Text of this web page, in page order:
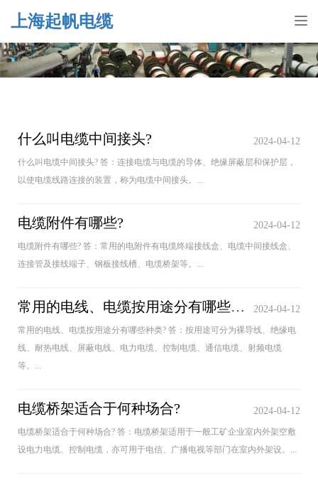
上海起帆电缆
2024-04-12
什么叫电缆中间接头?
什么叫电缆中间接头? 答：连接电缆与电缆的导体、绝缘屏蔽层和保护层，
以使电缆线路连接的装置，称为电缆中间接头。...
2024-04-12
电缆附件有哪些?
电缆附件有哪些? 答：常用的电附件有电缆终端接线盒、电缆中间接线盒、
连接管及接线端子、钢板接线槽、电缆桥架等。...
2024-04-12
常用的电线、电缆按用途分有哪些种类?
常用的电线、电缆按用途分有哪些种类? 答：按用途可分为裸导线、绝缘电
线、耐热电线、屏蔽电线、电力电缆、控制电缆、通信电缆、射频电缆
等。...
2024-04-12
电缆桥架适合于何种场合?
电缆桥架适合于何种场合? 答：电缆桥架适用于一般工矿企业室内外架空敷
设电力电缆、控制电缆，亦可用于电信、广播电视等部门在室内外架设。...